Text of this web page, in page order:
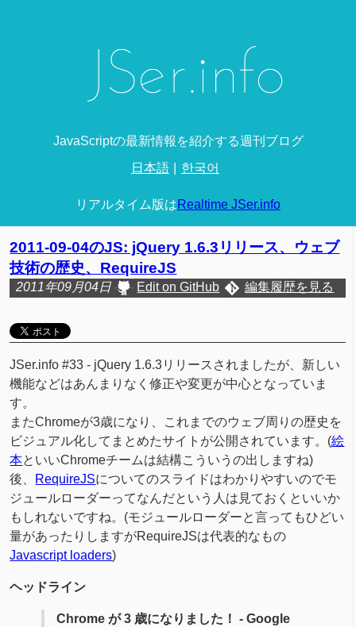
JavaScriptの最新情報を紹介する週刊ブログ
日本語 한국어
リアルタイム版はRealtime JSer.info
2011-09-04のJS: jQuery 1.6.3リリース、ウェブ
技術の歴史、RequireJS
2011年09月04日 Edit on GitHub 編集履歴を見る
JSer.info #33 - jQuery 1.6.3リリースされましたが、新しい
機能などはあんまりなく修正や変更が中心となっていま
す。
またChromeが3歳になり、これまでのウェブ周りの歴史を
ビジュアル化してまとめたサイトが公開されています。(絵
本といいChromeチームは結構こういうの出しますね)
後、 RequireJSについてのスライドはわかりやすいのでモ
ジュールローダーってなんだという人は見ておくといいか
もしれないですね。(モジュールローダーと言ってもひどい
量があったりしますがRequireJSは代表的なもの
Javascript loaders)
ヘッドライン
Chrome が 3 歳になりました！ - Google